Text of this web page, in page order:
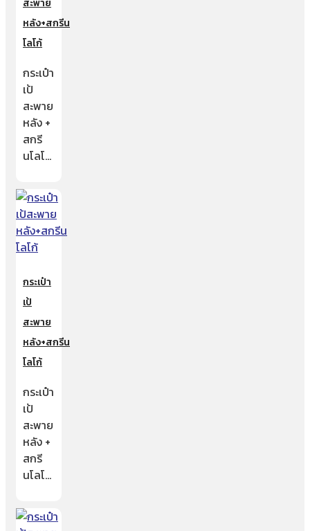
สะพาย
หลัง+สกรีน
โลโก้
กระเป๋า
เป้
สะพาย
หลัง +
สกรี
นโลโ…
กระเป๋า
เป้
สะพาย
หลัง+สกรีน
โลโก้
กระเป๋า
เป้
สะพาย
หลัง +
สกรี
นโลโ…